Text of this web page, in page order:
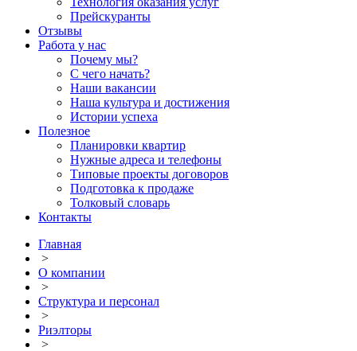
Прейскуранты
Отзывы
Работа у нас
Почему мы?
С чего начать?
Наши вакансии
Наша культура и достижения
Истории успеха
Полезное
Планировки квартир
Нужные адреса и телефоны
Типовые проекты договоров
Подготовка к продаже
Толковый словарь
Контакты
Главная
>
О компании
>
Структура и персонал
>
Риэлторы
>